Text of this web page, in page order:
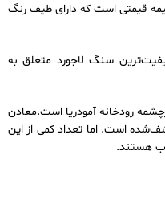
قیمتی است که دارای طیف رنگ
سنگ لاجورد متعلق به
رودخانه آمودریا است.معادن
است. اما تعداد کمی از این
هستند.